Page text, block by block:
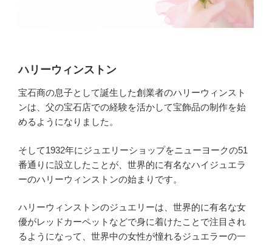
ハリーウィンストン
宝石商の息子として誕生した創業者のハリーウィンスト
ンは、父の宝石店での経験を活かして宝飾品の制作を始
めるようになりました。
そして1932年にジュエリーショップをニューヨークの51
番通りに設立したことが、世界的に有名なハイジュエラ
ーのハリーウィンストンの始まりです。
ハリーウィンストンのジュエリーは、世界的に有名な女
優がレッドカーペットなどで身に着けたことで注目され
るようになって、世界中の女性が憧れるジュエラーの一